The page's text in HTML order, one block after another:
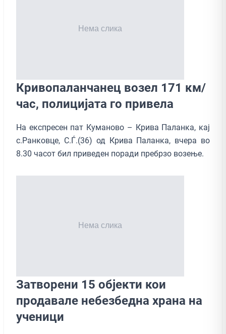
Кривопаланчанец возел 171 км/
час, полицијата го привела
На експресен пат Куманово – Крива Паланка, кај
с.Ранковце, С.Ѓ.(36) од Крива Паланка, вчера во
8.30 часот бил приведен поради пребрзо возење.
Затворени 15 објекти кои
продавале небезбедна храна на
ученици